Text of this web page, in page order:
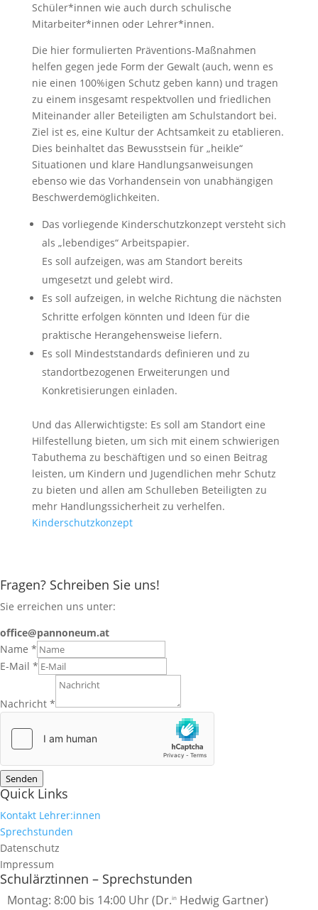
Schüler*innen wie auch durch schulische
Mitarbeiter*innen oder Lehrer*innen.
Die hier formulierten Präventions-Maßnahmen
helfen gegen jede Form der Gewalt (auch, wenn es
nie einen 100%igen Schutz geben kann) und tragen
zu einem insgesamt respektvollen und friedlichen
Miteinander aller Beteiligten am Schulstandort bei.
Ziel ist es, eine Kultur der Achtsamkeit zu etablieren.
Dies beinhaltet das Bewusstsein für „heikle“
Situationen und klare Handlungsanweisungen
ebenso wie das Vorhandensein von unabhängigen
Beschwerdemöglichkeiten.
Das vorliegende Kinderschutzkonzept versteht sich
als „lebendiges“ Arbeitspapier.
Es soll aufzeigen, was am Standort bereits
umgesetzt und gelebt wird.
Es soll aufzeigen, in welche Richtung die nächsten
Schritte erfolgen könnten und Ideen für die
praktische Herangehensweise liefern.
Es soll Mindeststandards definieren und zu
standortbezogenen Erweiterungen und
Konkretisierungen einladen.
Und das Allerwichtigste: Es soll am Standort eine
Hilfestellung bieten, um sich mit einem schwierigen
Tabuthema zu beschäftigen und so einen Beitrag
leisten, um Kindern und Jugendlichen mehr Schutz
zu bieten und allen am Schulleben Beteiligten zu
mehr Handlungssicherheit zu verhelfen.
Kinderschutzkonzept
Fragen? Schreiben Sie uns!
Sie erreichen uns unter:
office@pannoneum.at
Name *
E-Mail *
Nachricht *
Senden
Quick Links
Kontakt Lehrer:innen
Sprechstunden
Datenschutz
Impressum
Schulärztinnen – Sprechstunden
Montag: 8:00 bis 14:00 Uhr (Dr.in Hedwig Gartner)